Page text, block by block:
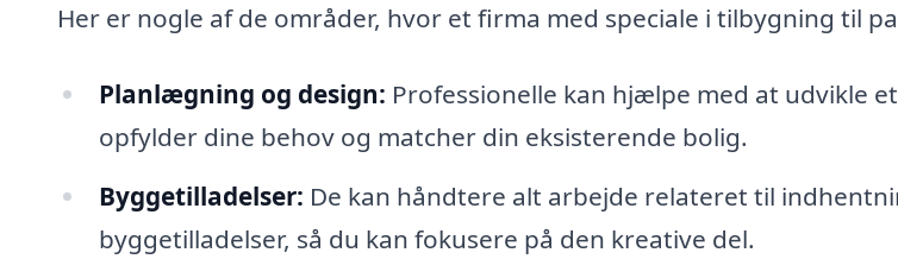
Her er nogle af de områder, hvor et firma med speciale i tilbygning til
Planlægning og design: Professionelle kan hjælpe med at udvikle
opfylder dine behov og matcher din eksisterende bolig.
Byggetilladelser: De kan håndtere alt arbejde relateret til
byggetilladelser, så du kan fokusere på den kreative del.